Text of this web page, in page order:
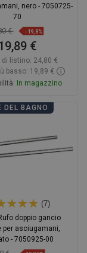
nero - 7050725-
70
€ -19,8%
€
di listino: 24,80 €
basso: 19,89 €
In magazzino
al carrello
DEL BAGNO
(7)
doppio gancio
per asciugamani,
- 7050925-00